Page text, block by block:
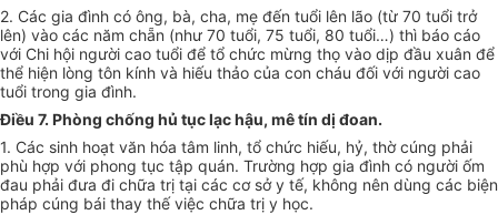
2. Các gia đình có ông, bà, cha, mẹ đến tuổi lên lão (từ 70 tuổi trở
lên) vào các năm chẵn (như 70 tuổi, 75 tuổi, 80 tuổi…) thì báo cáo
với Chi hội người cao tuổi để tổ chức mừng thọ vào dịp đầu xuân để
thể hiện lòng tôn kính và hiếu thảo của con cháu đối với người cao
tuổi trong gia đình.
Điều 7. Phòng chống hủ tục lạc hậu, mê tín dị đoan.
1. Các sinh hoạt văn hóa tâm linh, tổ chức hiếu, hỷ, thờ cúng phải
phù hợp với phong tục tập quán. Trường hợp gia đình có người ốm
đau phải đưa đi chữa trị tại các cơ sở y tế, không nên dùng các biện
pháp cúng bái thay thế việc chữa trị y học.